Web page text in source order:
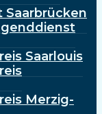
Saarbrücken
Saarlouis
Merzig-